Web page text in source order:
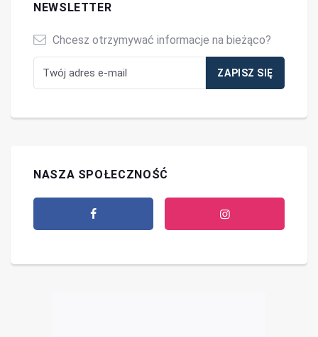
NEWSLETTER
Chcesz otrzymywać informacje na bieżąco?
NASZA SPOŁECZNOŚĆ